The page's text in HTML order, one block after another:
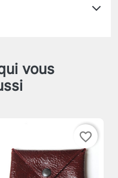
vous
favorite_border